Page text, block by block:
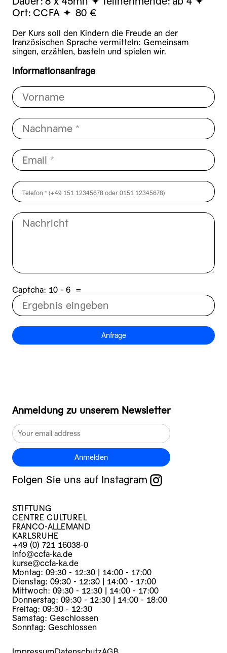
Ort: CCFA 80 €
Der Kurs soll den Kindern die Freude an der
französischen Sprache vermitteln: Gemeinsam
singen, erzählen, basteln und spielen wir.
Informationsanfrage
Captcha: 6 - 01 =
Anfrage
Anmeldung zu unserem Newsletter
Anmelden
Folgen Sie uns auf Instagram
STIFTUNG
CENTRE CULTUREL
FRANCO-ALLEMAND
KARLSRUHE
+49 (0) 721 16038-0
info@ccfa-ka.de
kurse@ccfa-ka.de
Montag: 09:30 - 12:30 | 14:00 - 17:00
Dienstag: 09:30 - 12:30 | 14:00 - 17:00
Mittwoch: 09:30 - 12:30 | 14:00 - 17:00
Donnerstag: 09:30 - 12:30 | 14:00 - 18:00
Freitag: 09:30 - 12:30
Samstag: Geschlossen
Sonntag: Geschlossen